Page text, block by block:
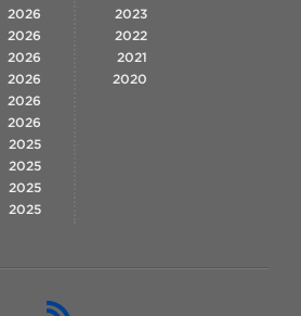
2026
2026
2026
2026
2026
2026
2025
2025
2025
2025
2023
2022
2021
2020